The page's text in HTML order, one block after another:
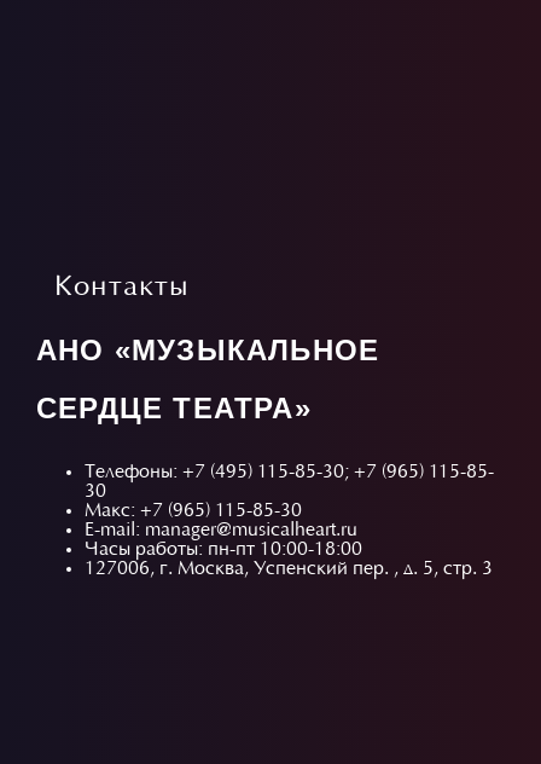
Контакты
АНО «МУЗЫКАЛЬНОЕ
СЕРДЦЕ ТЕАТРА»
Телефоны: +7 (495) 115-85-30; +7 (965) 115-85-
30
Макс: +7 (965) 115-85-30
E-mail: manager@musicalheart.ru
Часы работы: пн-пт 10:00-18:00
127006, г. Москва, Успенский пер. , д. 5, стр. 3